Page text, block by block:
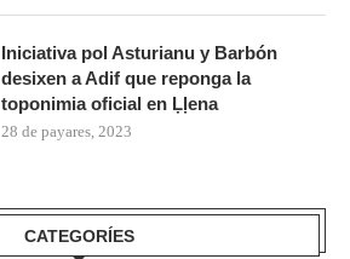
Iniciativa pol Asturianu y Barbón
desixen a Adif que reponga la
toponimia oficial en Ḷḷena
28 de payares, 2023
CATEGORÍES